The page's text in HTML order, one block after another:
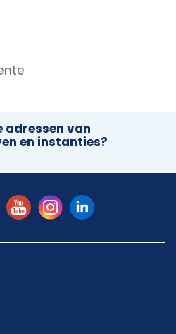
adressen van
en instanties?